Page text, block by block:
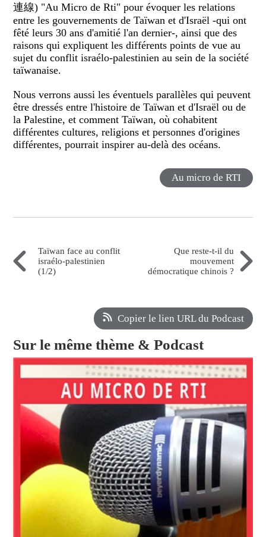
連線) "Au Micro de Rti" pour évoquer les relations
entre les gouvernements de Taïwan et d'Israël -qui ont
fêté leurs 30 ans d'amitié l'an dernier-, ainsi que des
raisons qui expliquent les différents points de vue au
sujet du conflit israélo-palestinien au sein de la société
taïwanaise.
Nous verrons aussi les éventuels parallèles qui peuvent
être dressés entre l'histoire de Taïwan et d'Israël ou de
la Palestine, et comment Taïwan, où cohabitent
différentes cultures, religions et personnes d'origines
différentes, pourrait inspirer au-delà des océans.
Au micro de RTI
Taïwan face au conflit
israélo-palestinien
(1/2)
Que reste-t-il du
mouvement
démocratique chinois ?
Copier le lien URL du Podcast
Sur le même thème & Podcast